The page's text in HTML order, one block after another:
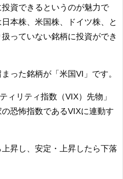
資できるというのが魅力で
本株、米国株、ドイツ株、と
っていない銘柄に投資ができ
った銘柄が「米国VI」です。
ィリティ指数（VIX）先物」
恐怖指数であるVIXに連動す
昇し、安定・上昇したら下落